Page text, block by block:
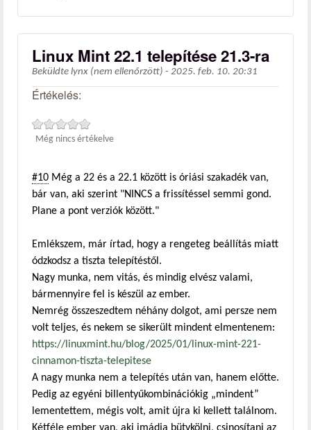
Linux Mint 22.1 telepítése 21.3-ra
Beküldte lynx (nem ellenőrzött) - 2025. feb. 10. 20:31
Értékelés:
Még nincs értékelve
#10 Még a 22 és a 22.1 között is óriási szakadék van,
bár van, aki szerint "NINCS a frissítéssel semmi gond.
Plane a pont verziók között."
Emlékszem, már írtad, hogy a rengeteg beállítás miatt
ódzkodsz a tiszta telepítéstől.
Nagy munka, nem vitás, és mindig elvész valami,
bármennyire fel is készül az ember.
Nemrég összeszedtem néhány dolgot, ami persze nem
volt teljes, és nekem se sikerült mindent elmentenem:
https://linuxmint.hu/blog/2025/01/linux-mint-221-
cinnamon-tiszta-telepitese
A nagy munka nem a telepítés után van, hanem előtte.
Pedig az egyéni billentyűkombinációkig „mindent”
lementettem, mégis volt, amit újra ki kellett találnom.
Kétféle ember van, aki imádja bütykölni, csinosítani az